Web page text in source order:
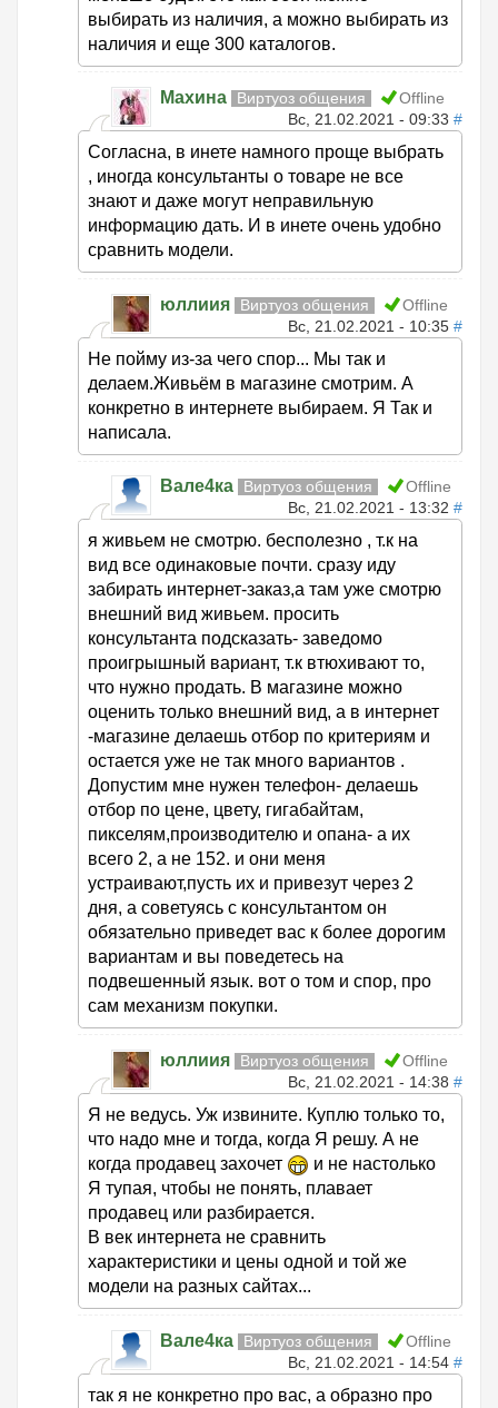
выбирать из наличия, а можно выбирать из
наличия и еще 300 каталогов.
Махина Виртуоз общения
Offline
Вс, 21.02.2021 - 09:33 #
Согласна, в инете намного проще выбрать
, иногда консультанты о товаре не все
знают и даже могут неправильную
информацию дать. И в инете очень удобно
сравнить модели.
юллиия Виртуоз общения
Offline
Вс, 21.02.2021 - 10:35 #
Не пойму из-за чего спор... Мы так и
делаем.Живьём в магазине смотрим. А
конкретно в интернете выбираем. Я Так и
написала.
Вале4ка Виртуоз общения
Offline
Вс, 21.02.2021 - 13:32 #
я живьем не смотрю. бесполезно , т.к на
вид все одинаковые почти. сразу иду
забирать интернет-заказ,а там уже смотрю
внешний вид живьем. просить
консультанта подсказать- заведомо
проигрышный вариант, т.к втюхивают то,
что нужно продать. В магазине можно
оценить только внешний вид, а в интернет
-магазине делаешь отбор по критериям и
остается уже не так много вариантов .
Допустим мне нужен телефон- делаешь
отбор по цене, цвету, гигабайтам,
пикселям,производителю и опана- а их
всего 2, а не 152. и они меня
устраивают,пусть их и привезут через 2
дня, а советуясь с консультантом он
обязательно приведет вас к более дорогим
вариантам и вы поведетесь на
подвешенный язык. вот о том и спор, про
сам механизм покупки.
юллиия Виртуоз общения
Offline
Вс, 21.02.2021 - 14:38 #
Я не ведусь. Уж извините. Куплю только то,
что надо мне и тогда, когда Я решу. А не
когда продавец захочет
и не настолько
Я тупая, чтобы не понять, плавает
продавец или разбирается.
В век интернета не сравнить
характеристики и цены одной и той же
модели на разных сайтах...
Вале4ка Виртуоз общения
Offline
Вс, 21.02.2021 - 14:54 #
так я не конкретно про вас, а образно про